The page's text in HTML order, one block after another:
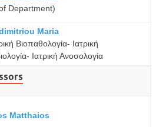
Department)
Maria
Βιοπαθολογία- Ιατρική
Ιατρική Ανοσολογία
Matthaios